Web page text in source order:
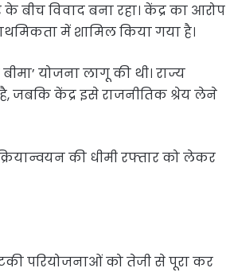
बीच विवाद बना रहा। केंद्र का आरोप
में शामिल किया गया है।
योजना लागू की थी। राज्य
जबकि केंद्र इसे राजनीतिक श्रेय लेने
की धीमी रफ्तार को लेकर
परियोजनाओं को तेजी से पूरा कर